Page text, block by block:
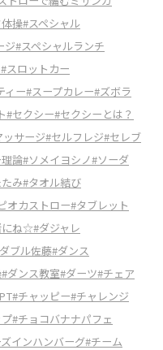
操#スペシャル
ジ#スペシャルランチ
#スロットカー
ィー#スープカレー#ズボラ
#セクシー#セクシーとは？
サージ#セルフレジ#セレブ
論#ソメイヨシノ#ソーダ
み#タオル結び
オカストロー#タブレット
にね☆#ダジャレ
ブル佐藤#ダンス
#ダンス教室#ダーツ#チェア
#チャッピー#チャレンジ
#チョコバナナパフェ
インハンバーグ#チーム